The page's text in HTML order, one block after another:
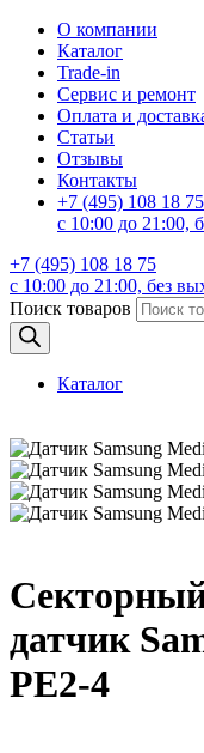
О компании
Каталог
Trade-in
Сервис и ремонт
Оплата и
Статьи
Отзывы
Контакты
+7 (495) 108 18 75
с 10:00 до 21:00,
+7 (495) 108 18 75
с 10:00 до 21:00, без
Поиск товаров
Каталог
датчик
PE2-4